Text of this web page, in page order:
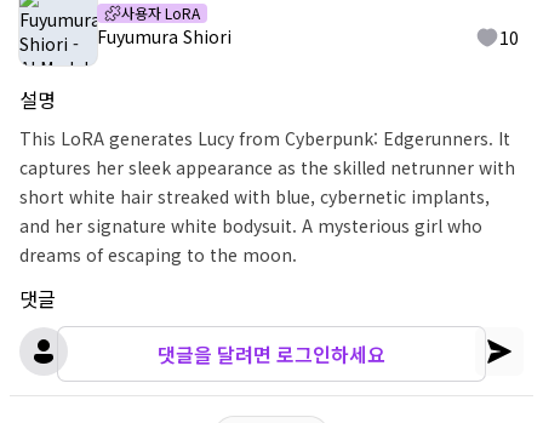
사용자 LoRA
Fuyumura Shiori 10
설명
This LoRA generates Lucy from Cyberpunk: Edgerunners. It
captures her sleek appearance as the skilled netrunner with
short white hair streaked with blue, cybernetic implants,
and her signature white bodysuit. A mysterious girl who
dreams of escaping to the moon.
댓글
댓글을 달려면 로그인하세요